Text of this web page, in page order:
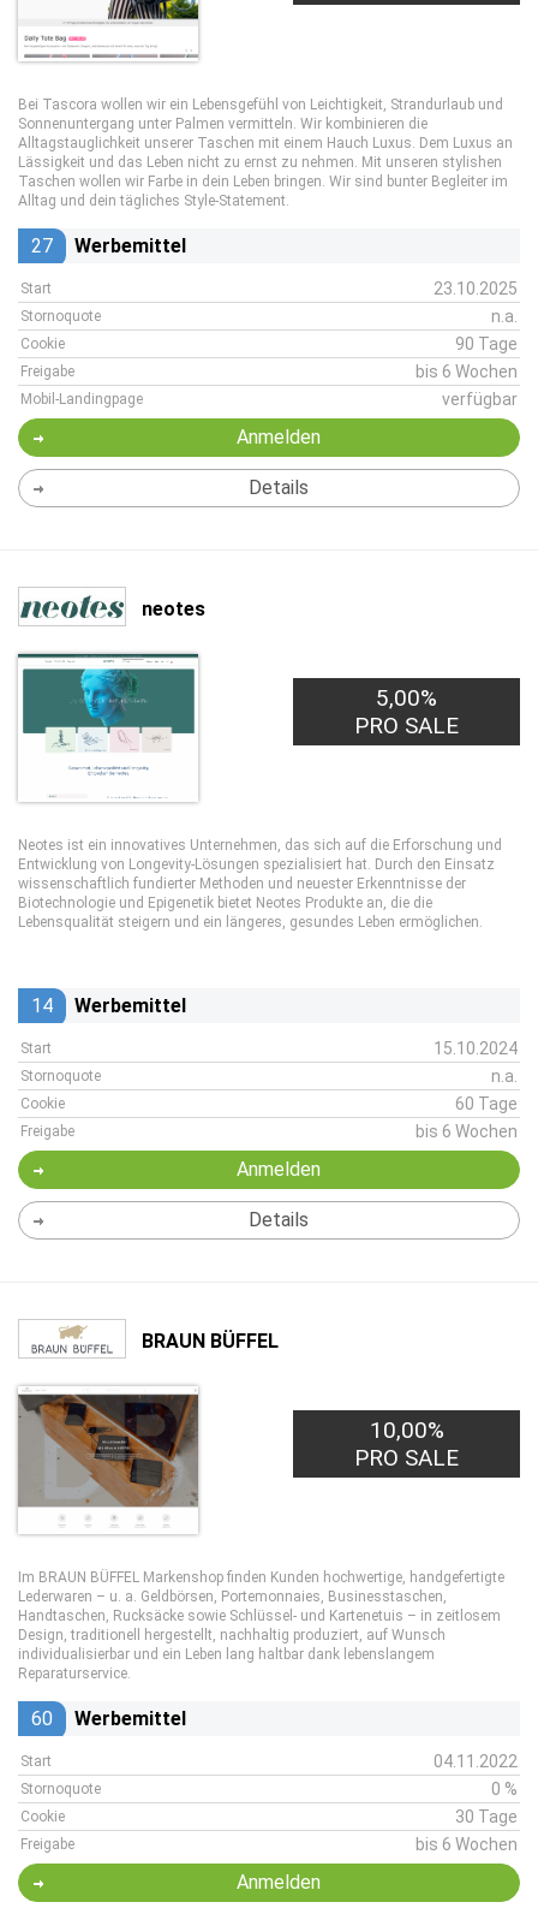
Bei Tascora wollen wir ein Lebensgefühl von Leichtigkeit, Strandurlaub und
Sonnenuntergang unter Palmen vermitteln. Wir kombinieren die
Alltagstauglichkeit unserer Taschen mit einem Hauch Luxus. Dem Luxus an
Lässigkeit und das Leben nicht zu ernst zu nehmen. Mit unseren stylishen
Taschen wollen wir Farbe in dein Leben bringen. Wir sind bunter Begleiter im
Alltag und dein tägliches Style-Statement.
27 Werbemittel
Start 23.10.2025
Stornoquote n.a.
Cookie 90 Tage
Freigabe bis 6 Wochen
Mobil-Landingpage verfügbar
Anmelden
Details
neotes
5,00%
PRO SALE
Neotes ist ein innovatives Unternehmen, das sich auf die Erforschung und
Entwicklung von Longevity-Lösungen spezialisiert hat. Durch den Einsatz
wissenschaftlich fundierter Methoden und neuester Erkenntnisse der
Biotechnologie und Epigenetik bietet Neotes Produkte an, die die
Lebensqualität steigern und ein längeres, gesundes Leben ermöglichen.
14 Werbemittel
Start 15.10.2024
Stornoquote n.a.
Cookie 60 Tage
Freigabe bis 6 Wochen
Anmelden
Details
BRAUN BÜFFEL
10,00%
PRO SALE
Im BRAUN BÜFFEL Markenshop finden Kunden hochwertige, handgefertigte
Lederwaren – u. a. Geldbörsen, Portemonnaies, Businesstaschen,
Handtaschen, Rucksäcke sowie Schlüssel- und Kartenetuis – in zeitlosem
Design, traditionell hergestellt, nachhaltig produziert, auf Wunsch
individualisierbar und ein Leben lang haltbar dank lebenslangem
Reparaturservice.
60 Werbemittel
Start 04.11.2022
Stornoquote 0 %
Cookie 30 Tage
Freigabe bis 6 Wochen
Anmelden